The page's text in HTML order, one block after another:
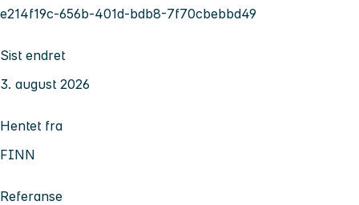
e214f19c-656b-401d-bdb8-7f70cbebbd49
Sist endret
3. august 2026
Hentet fra
FINN
Referanse